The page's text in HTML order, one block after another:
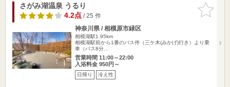
お気に入
りに追加
さがみ湖温泉 うるり
4.2点/ 25 件
神奈川県 / 相模原市緑区
相模湖駅1.95km
相模湖駅前から1番のバス停（三ケ木(みかげ)行き）より乗
車（バス8分…
営業時間 11:00～22:00
入浴料金 950円～
日帰り 冷え性